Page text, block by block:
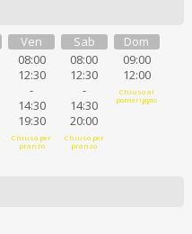
Ven
08:00
12:30
-
14:30
19:30
Chiuso per
pranzo
Sab
08:00
12:30
-
14:30
20:00
Chiuso per
pranzo
Dom
09:00
12:00
Chiuso al
pomeriggio